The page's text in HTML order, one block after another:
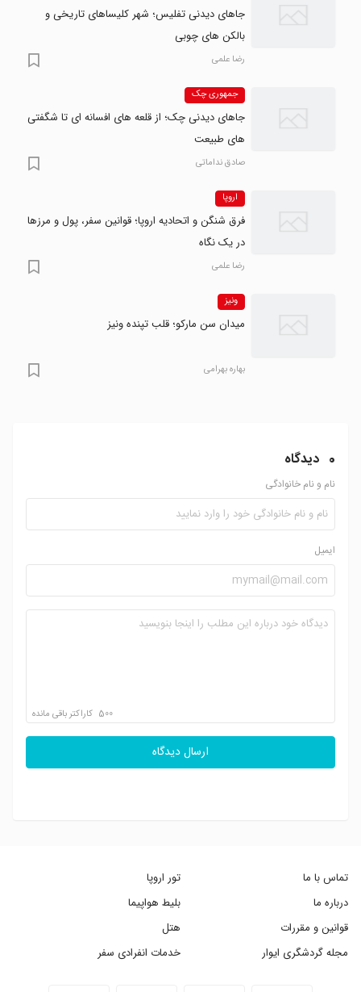
جاهای دیدنی تفلیس؛ شهر کلیساهای تاریخی و
بالکن های چوبی
رضا علمی
جمهوری چک
جاهای دیدنی چک؛ از قلعه های افسانه ای تا شگفتی
های طبیعت
صادق نداماتی
اروپا
فرق شنگن و اتحادیه اروپا؛ قوانین سفر، پول و مرزها
در یک نگاه
رضا علمی
ونیز
میدان سن مارکو؛ قلب تپنده ونیز
بهاره بهرامی
0 دیدگاه
نام و نام خانوادگی
ایمیل
500 کاراکتر باقی مانده
ارسال دیدگاه
تماس با ما
درباره ما
قوانین و مقررات
مجله گردشگری ایوار
تور اروپا
بلیط هواپیما
هتل
خدمات انفرادی سفر